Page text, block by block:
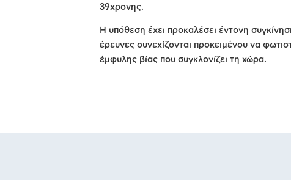
39χρονης.
Η υπόθεση έχει προκαλέσει έντονη
έρευνες συνεχίζονται προκειμένου να
έμφυλης βίας που συγκλονίζει τη χώρα.